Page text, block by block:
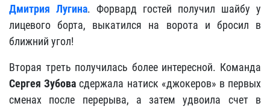
Дмитрия Лугина. Форвард гостей получил шайбу у
лицевого борта, выкатился на ворота и бросил в
ближний угол!
Вторая треть получилась более интересной. Команда
Сергея Зубова сдержала натиск «джокеров» в первых
сменах после перерыва, а затем удвоила счет в